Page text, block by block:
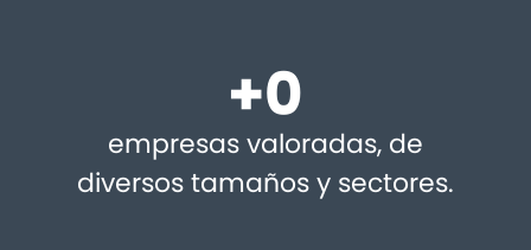
+0
empresas valoradas, de
diversos tamaños y sectores.